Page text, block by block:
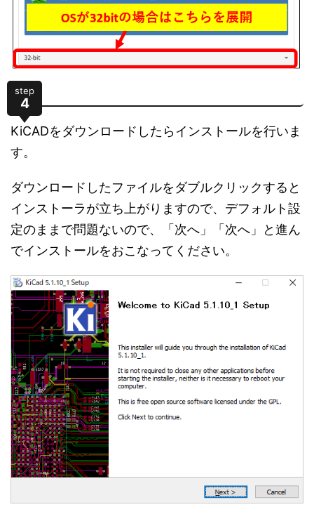
step
4
KiCADをダウンロードしたらインストールを行いま
す。
ダウンロードしたファイルをダブルクリックすると
インストーラが立ち上がりますので、デフォルト設
定のままで問題ないので、「次へ」「次へ」と進ん
でインストールをおこなってください。